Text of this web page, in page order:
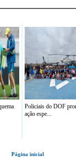
Policiais do DOF
ação espe...
Página inicial